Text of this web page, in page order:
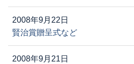
2008年9月22日
賢治賞贈呈式など
2008年9月21日